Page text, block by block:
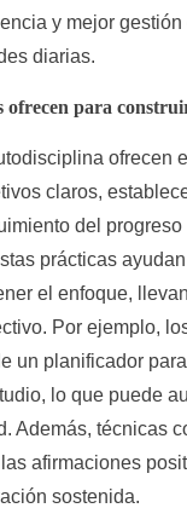
y mejor gestión
diarias.
ofrecen para
ofrecen
claros,
del
prácticas
el enfoque,
Por ejemplo,
un planificador
lo que puede
Además, técnicas
afirmaciones
sostenida.